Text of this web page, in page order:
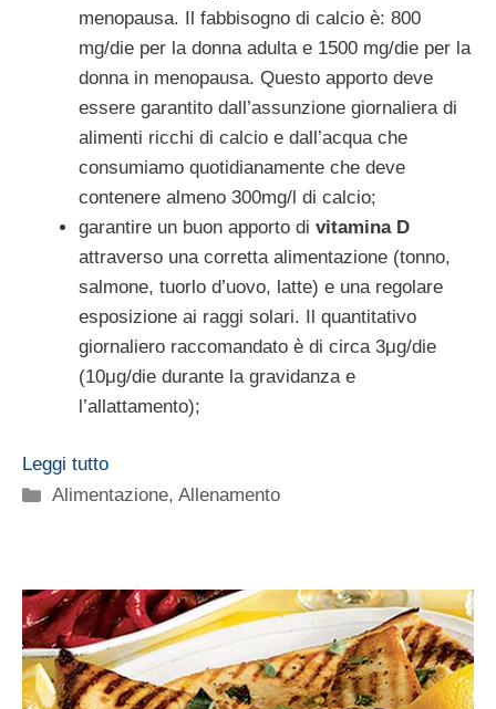
menopausa. Il fabbisogno di calcio è: 800
mg/die per la donna adulta e 1500 mg/die per la
donna in menopausa. Questo apporto deve
essere garantito dall’assunzione giornaliera di
alimenti ricchi di calcio e dall’acqua che
consumiamo quotidianamente che deve
contenere almeno 300mg/l di calcio;
garantire un buon apporto di vitamina D
attraverso una corretta alimentazione (tonno,
salmone, tuorlo d’uovo, latte) e una regolare
esposizione ai raggi solari. Il quantitativo
giornaliero raccomandato è di circa 3μg/die
(10μg/die durante la gravidanza e
l’allattamento);
Leggi tutto
Categorie
Alimentazione,Allenamento